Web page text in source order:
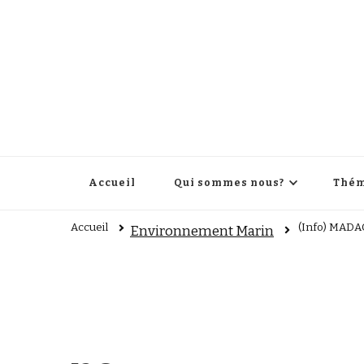
Accueil Qui sommes nous?
Accueil Environnement Marin (Info)